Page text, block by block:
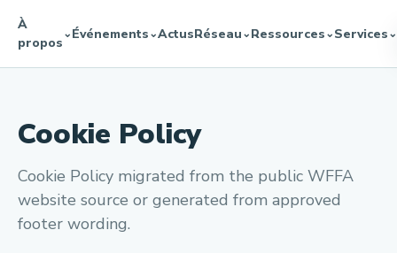
À
propos
⌄Événements⌄ActusRéseau⌄Ressources⌄Services⌄
Cookie Policy
Cookie Policy migrated from the public WFFA
website source or generated from approved
footer wording.